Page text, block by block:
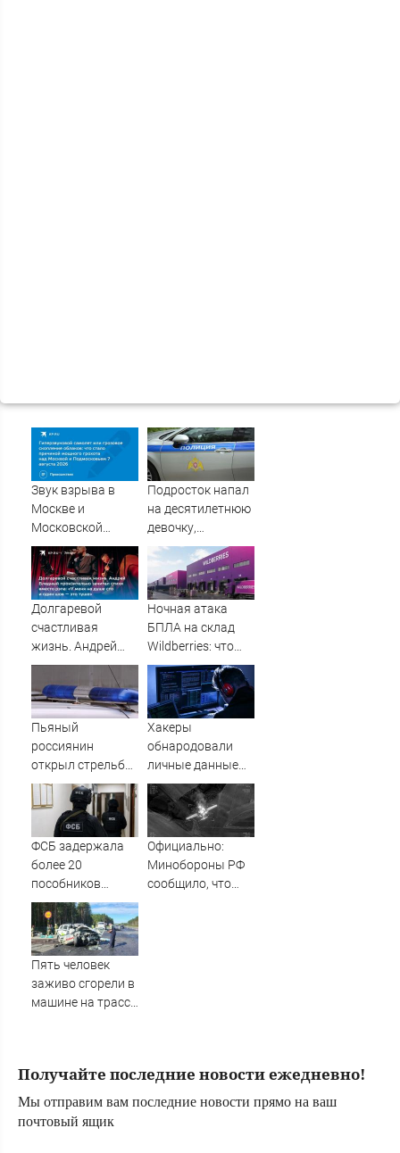
Звук взрыва в
Москве и
Московской
области 7 августа
2026 года:
Причины,
источник, откуда
Подросток напал
на десятилетнюю
девочку,
ворвавшись в
квартиру
Долгаревой
счастливая
жизнь. Андрей
Бледный
пронзительно
зачитал стихи
вместо рэпа: «У
и один шов — это
Ночная атака
БПЛА на склад
Wildberries: что
известно об
очередном ударе
по логистическим
центрам
07/08/2026 –
Пьяный
россиянин
открыл стрельбу
по скорой
помощи и
полицейским
Хакеры
обнародовали
личные данные
более 100 тысяч
британских
силовиков -
Новости на
Вести.ru
ФСБ задержала
более 20
пособников
украинских кол-
центров за
кибермошенничество
Официально:
Минобороны РФ
сообщило, что
Пять человек
заживо сгорели в
машине на трассе
Получайте последние новости ежедневно!
Мы отправим вам последние новости прямо на ваш
почтовый ящик